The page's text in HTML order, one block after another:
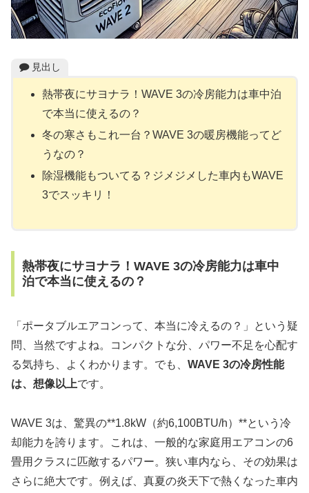
見出し
熱帯夜にサヨナラ！WAVE 3の冷房能力は車中泊
で本当に使えるの？
冬の寒さもこれ一台？WAVE 3の暖房機能ってど
うなの？
除湿機能もついてる？ジメジメした車内もWAVE
3でスッキリ！
熱帯夜にサヨナラ！WAVE 3の冷房能力は車中
泊で本当に使えるの？
「ポータブルエアコンって、本当に冷えるの？」という疑
問、当然ですよね。コンパクトな分、パワー不足を心配す
る気持ち、よくわかります。でも、 WAVE 3の冷房性能
は、想像以上です。
WAVE 3は、驚異の**1.8kW（約6,100BTU/h）**という冷
却能力を誇ります。これは、一般的な家庭用エアコンの6
畳用クラスに匹敵するパワー。狭い車内なら、その効果は
さらに絶大です。例えば、真夏の炎天下で熱くなった車内